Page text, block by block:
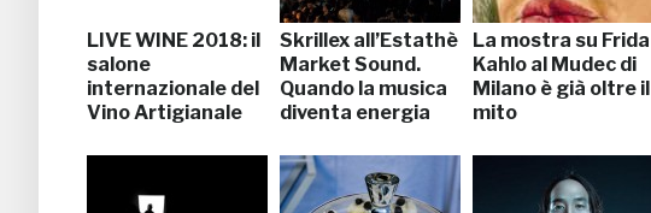
LIVE WINE 2018: il
salone
internazionale del
Vino Artigianale
Skrillex all’Estathè
Market Sound.
Quando la musica
diventa energia
La mostra su Frida
Kahlo al Mudec di
Milano è già oltre il
mito